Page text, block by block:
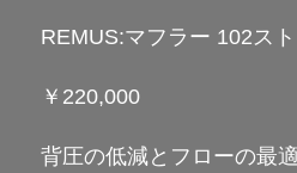
REMUS:マフラー 102ス
￥220,000
背圧の低減とフローの最